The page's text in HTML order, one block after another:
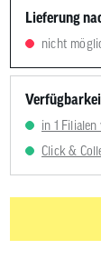
Lieferung
nicht
in 1
Click &